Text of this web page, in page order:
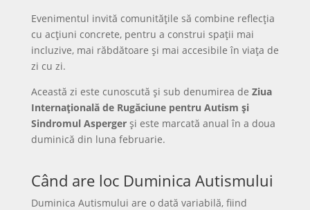
Evenimentul invită comunitățile să combine reflecția
cu acțiuni concrete, pentru a construi spații mai
incluzive, mai răbdătoare și mai accesibile în viața de
zi cu zi.
Această zi este cunoscută și sub denumirea de Ziua
Internațională de Rugăciune pentru Autism și
Sindromul Aspergerși este marcată anual în a doua
duminică din luna februarie.
Când are loc Duminica Autismului
Duminica Autismului are o dată variabilă, fiind